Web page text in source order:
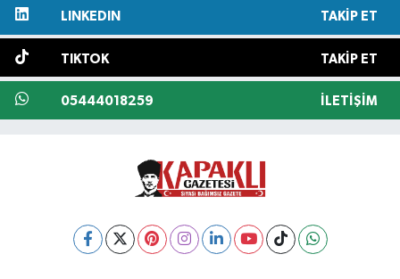
LINKEDIN TAKIP ET
TIKTOK TAKIP ET
05444018259 İLETIŞIM